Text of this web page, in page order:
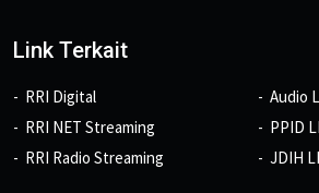
Link Terkait
RRI Digital
RRI NET Streaming
RRI Radio Streaming
Audio
PPID
JDIH